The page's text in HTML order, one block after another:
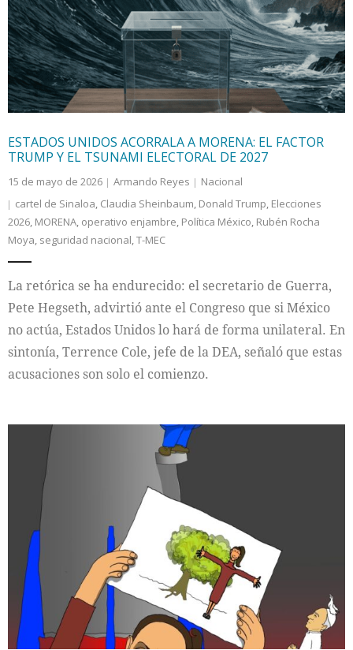
ESTADOS UNIDOS ACORRALA A MORENA: EL FACTOR
TRUMP Y EL TSUNAMI ELECTORAL DE 2027
15 de mayo de 2026 Armando Reyes
Nacional
cartel de Sinaloa, Claudia Sheinbaum, Donald Trump, Elecciones
2026, MORENA, operativo enjambre, Política México, Rubén Rocha
Moya, seguridad nacional,T-MEC
La retórica se ha endurecido: el secretario de Guerra,
Pete Hegseth, advirtió ante el Congreso que si México
no actúa, Estados Unidos lo hará de forma unilateral. En
sintonía, Terrence Cole, jefe de la DEA, señaló que estas
acusaciones son solo el comienzo.